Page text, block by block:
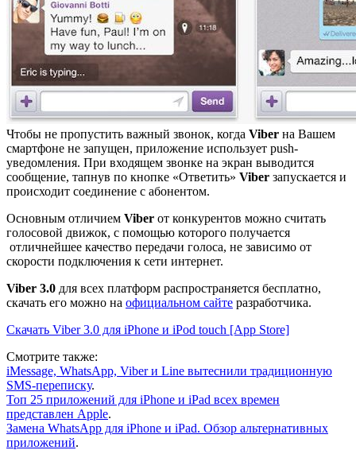
Чтобы не пропустить важный звонок, когда Viber на Вашем
смартфоне не запущен, приложение использует push-
уведомления. При входящем звонке на экран выводится
сообщение, тапнув по кнопке «Ответить» Viber запускается и
происходит соединение с абонентом.
Основным отличием Viber от конкурентов можно считать
голосовой движок, с помощью которого получается
отличнейшее качество передачи голоса, не зависимо от
скорости подключения к сети интернет.
Viber 3.0 для всех платформ распространяется бесплатно,
скачать его можно на официальном сайте разработчика.
Скачать Viber 3.0 для iPhone и iPod touch [App Store]
Смотрите также:
iMessage, WhatsApp, Viber и Line вытеснили традиционную
SMS-переписку.
Топ 25 приложений для iPhone и iPad всех времен
представлен Apple.
Замена WhatsApp для iPhone и iPad. Обзор альтернативных
приложений.